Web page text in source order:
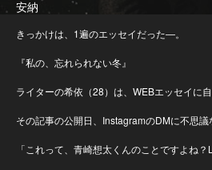
安納
きっかけは、1遍のエッセイだった―。
『私の、忘れられない冬』
ライターの希依（28）は、WEBエッセイに
その記事の公開日、InstagramのDMに不思議
「これって、青崎想太くんのことですよね？